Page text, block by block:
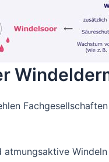
atmungsaktive